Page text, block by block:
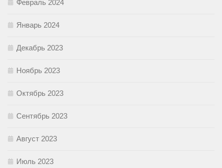
Февраль 2024
Январь 2024
Декабрь 2023
Ноябрь 2023
Октябрь 2023
Сентябрь 2023
Август 2023
Июль 2023